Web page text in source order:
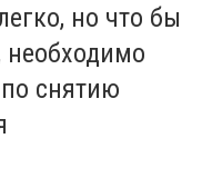
но что бы
необходимо
снятию